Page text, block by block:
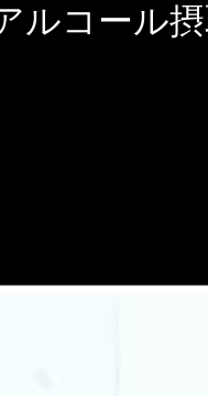
ルコール